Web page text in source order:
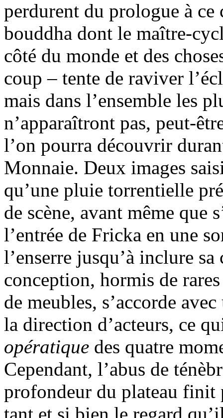
perdurent du prologue à
bouddha dont le maître-
côté du monde et des
coup – tente de raviver
mais dans l’ensemble les
n’apparaîtront pas, peut-
l’on pourra découvrir
Monnaie. Deux images
qu’une pluie torrentielle
de scène, avant même que
l’entrée de Fricka en une
l’enserre jusqu’à inclure
conception, hormis de
de meubles, s’accorde
la direction d’acteurs, ce
opératique des quatre
Cependant, l’abus de
profondeur du plateau finit